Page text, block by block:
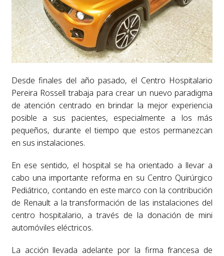
Desde finales del año pasado, el Centro Hospitalario
Pereira Rossell trabaja para crear un nuevo paradigma
de atención centrado en brindar la mejor experiencia
posible a sus pacientes, especialmente a los más
pequeños, durante el tiempo que estos permanezcan
en sus instalaciones.
En ese sentido, el hospital se ha orientado a llevar a
cabo una importante reforma en su Centro Quirúrgico
Pediátrico, contando en este marco con la contribución
de Renault a la transformación de las instalaciones del
centro hospitalario, a través de la donación de mini
automóviles eléctricos.
La acción llevada adelante por la firma francesa de